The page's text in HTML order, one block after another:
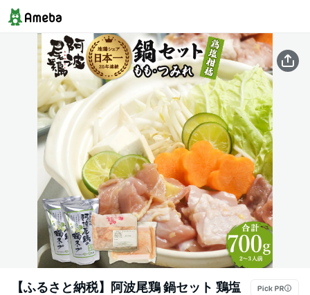
【ふるさと納税】阿波尾鶏 鍋セット 鶏塩